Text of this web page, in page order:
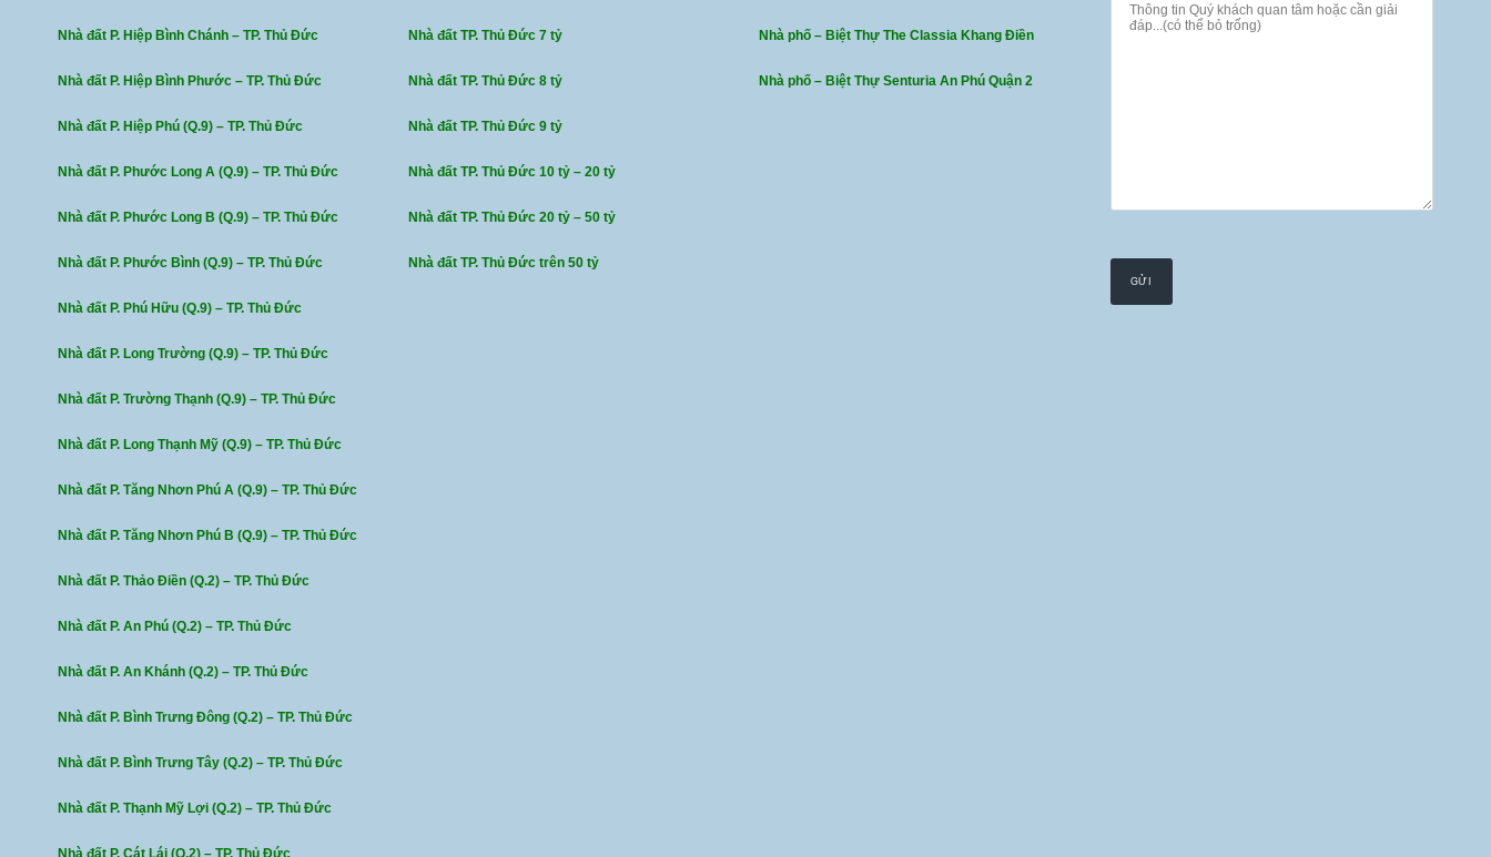
Nhà đất P. Hiệp Bình Chánh – TP. Thủ Đức
Nhà đất P. Hiệp Bình Phước – TP. Thủ Đức
Nhà đất P. Hiệp Phú (Q.9) – TP. Thủ Đức
Nhà đất P. Phước Long A (Q.9) – TP. Thủ Đức
Nhà đất P. Phước Long B (Q.9) – TP. Thủ Đức
Nhà đất P. Phước Bình (Q.9) – TP. Thủ Đức
Nhà đất P. Phú Hữu (Q.9) – TP. Thủ Đức
Nhà đất P. Long Trường (Q.9) – TP. Thủ Đức
Nhà đất P. Trường Thạnh (Q.9) – TP. Thủ Đức
Nhà đất P. Long Thạnh Mỹ (Q.9) – TP. Thủ Đức
Nhà đất P. Tăng Nhơn Phú A (Q.9) – TP. Thủ Đức
Nhà đất P. Tăng Nhơn Phú B (Q.9) – TP. Thủ Đức
Nhà đất P. Thảo Điền (Q.2) – TP. Thủ Đức
Nhà đất P. An Phú (Q.2) – TP. Thủ Đức
Nhà đất P. An Khánh (Q.2) – TP. Thủ Đức
Nhà đất P. Bình Trưng Đông (Q.2) – TP. Thủ Đức
Nhà đất P. Bình Trưng Tây (Q.2) – TP. Thủ Đức
Nhà đất P. Thạnh Mỹ Lợi (Q.2) – TP. Thủ Đức
Nhà đất TP. Thủ Đức 7 tỷ
Nhà đất TP. Thủ Đức 8 tỷ
Nhà đất TP. Thủ Đức 9 tỷ
Nhà đất TP. Thủ Đức 10 tỷ – 20 tỷ
Nhà đất TP. Thủ Đức 20 tỷ – 50 tỷ
Nhà đất TP. Thủ Đức trên 50 tỷ
Nhà phố – Biệt Thự The Classia Khang Điền
Nhà phố – Biệt Thự Senturia An Phú Quận 2